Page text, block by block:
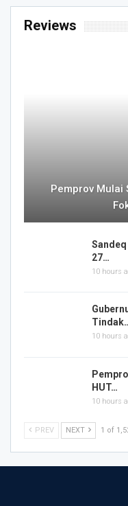
Reviews
Pemprov Mulai
27…
10 hours
10 hours
HUT…
10 hours
PREV NEXT 1 of